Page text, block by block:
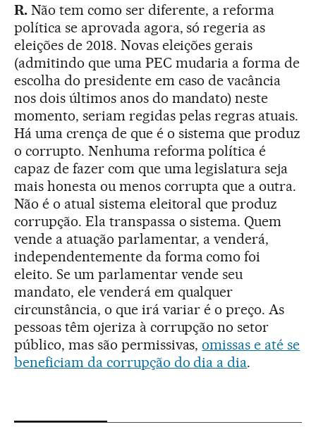
R.Não tem como ser diferente, a reforma
política se aprovada agora, só regeria as
eleições de 2018. Novas eleições gerais
(admitindo que uma PEC mudaria a forma de
escolha do presidente em caso de vacância
nos dois últimos anos do mandato) neste
momento, seriam regidas pelas regras atuais.
Há uma crença de que é o sistema que produz
o corrupto. Nenhuma reforma política é
capaz de fazer com que uma legislatura seja
mais honesta ou menos corrupta que a outra.
Não é o atual sistema eleitoral que produz
corrupção. Ela transpassa o sistema. Quem
vende a atuação parlamentar, a venderá,
independentemente da forma como foi
eleito. Se um parlamentar vende seu
mandato, ele venderá em qualquer
circunstância, o que irá variar é o preço. As
pessoas têm ojeriza à corrupção no setor
público, mas são permissivas,omissas e até se
beneficiam da corrupção do dia a dia.